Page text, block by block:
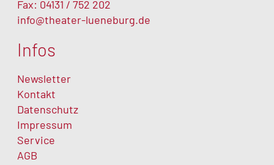
Fax: 04131 / 752 202
info@theater-lueneburg.de
Infos
Newsletter
Kontakt
Datenschutz
Impressum
Service
AGB